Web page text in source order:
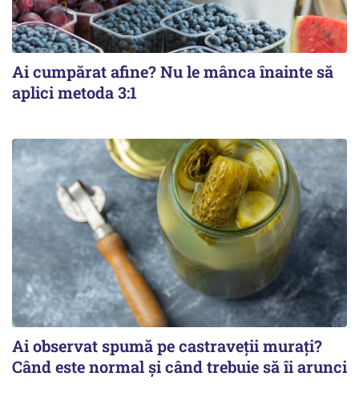
Ai cumpărat afine? Nu le mânca înainte să
aplici metoda 3:1
Ai observat spumă pe castraveții murați?
Când este normal și când trebuie să îi arunci